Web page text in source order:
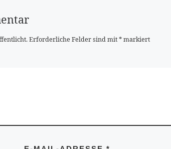
Erforderliche Felder sind mit*markiert